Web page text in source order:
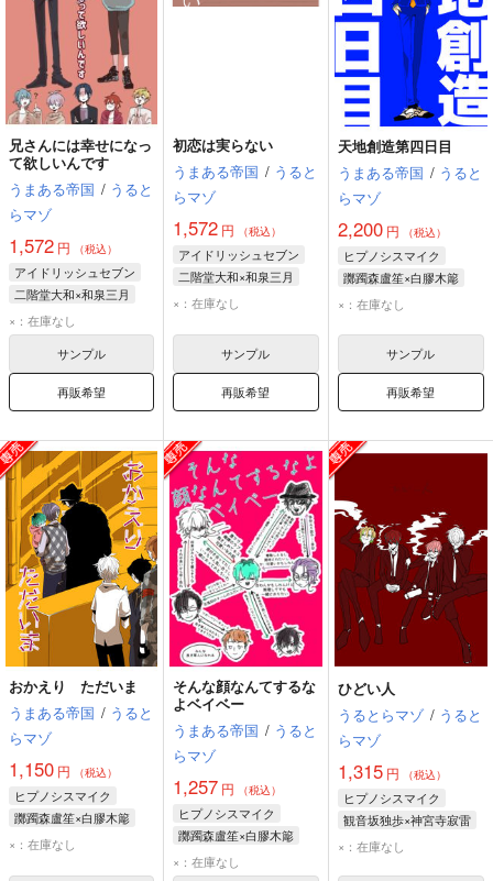
兄さんには幸せになっ
て欲しいんです
うまある帝国 / うると
らマゾ
1,572 円 （税込）
アイドリッシュセブン
二階堂大和×和泉三月
和泉三月
和泉一織
×：在庫なし
サンプル
再販希望
初恋は実らない
うまある帝国 / うると
らマゾ
1,572 円 （税込）
アイドリッシュセブン
二階堂大和×和泉三月
和泉三月
×：在庫なし
サンプル
再販希望
天地創造第四日目
うまある帝国 / うると
らマゾ
2,200円 （税込）
ヒプノシスマイク
躑躅森盧笙×白膠木簓
白膠木簓
×：在庫なし
サンプル
再販希望
おかえり ただいま
うまある帝国 / うると
らマゾ
1,150 円 （税込）
ヒプノシスマイク
躑躅森盧笙×白膠木簓
白膠木簓
×：在庫なし
そんな顔なんてするな
よベイベー
うまある帝国 / うると
らマゾ
1,257 円 （税込）
ヒプノシスマイク
躑躅森盧笙×白膠木簓
白膠木簓
×：在庫なし
ひどい人
うるとらマゾ / うると
らマゾ
1,315円 （税込）
ヒプノシスマイク
観音坂独歩×神宮寺寂雷
神宮寺寂雷
×：在庫なし